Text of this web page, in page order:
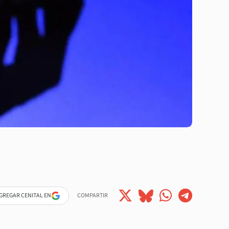
CENITAL EN COMPARTIR